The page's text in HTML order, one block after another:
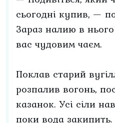
сьогодні купив, —
Зараз налию в
вас чудовим чаєм.
Поклав старий
розпалив вогонь,
казанок. Усі сіли
поки вода закипить.